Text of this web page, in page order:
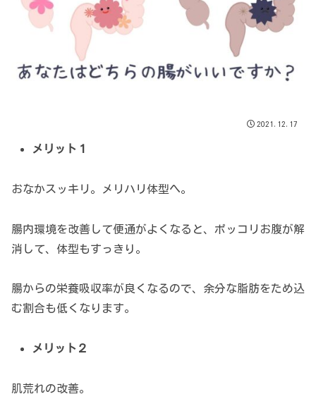
2021.12.17
メリット１
おなかスッキリ。メリハリ体型へ。
腸内環境を改善して便通がよくなると、ポッコリお腹が解
消して、体型もすっきり。
腸からの栄養吸収率が良くなるので、余分な脂肪をため込
む割合も低くなります。
メリット２
肌荒れの改善。